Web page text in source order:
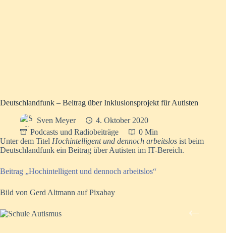
Deutschlandfunk – Beitrag über Inklusionsprojekt für Autisten
Sven Meyer
4. Oktober 2020
Podcasts und Radiobeiträge
0 Min
Unter dem Titel Hochintelligent und dennoch arbeitslos ist beim
Deutschlandfunk ein Beitrag über Autisten im IT-Bereich.
Beitrag „Hochintelligent und dennoch arbeitslos“
Bild von Gerd Altmann auf Pixabay